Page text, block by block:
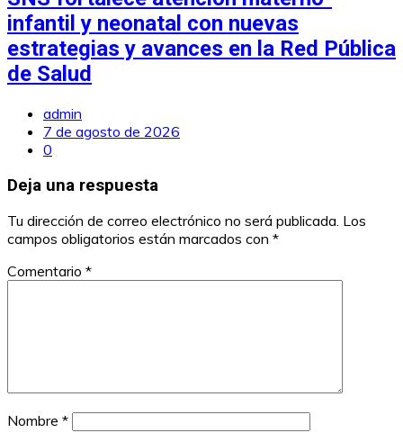
infantil y neonatal con nuevas
estrategias y avances en la Red Pública
de Salud
admin
7 de agosto de 2026
0
Deja una respuesta
Tu dirección de correo electrónico no será publicada. Los
campos obligatorios están marcados con *
Comentario *
Nombre *